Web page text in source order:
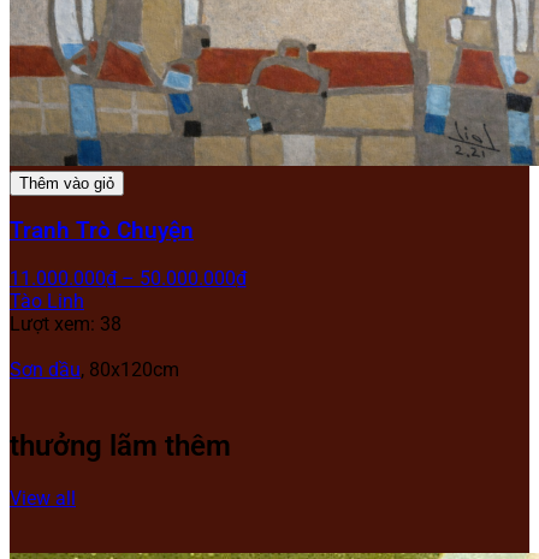
Thêm vào giỏ
Tranh Trò Chuyện
11.000.000₫ – 50.000.000₫
Tào Linh
Lượt xem: 38
Sơn dầu, 80x120cm
thưởng lãm thêm
View all